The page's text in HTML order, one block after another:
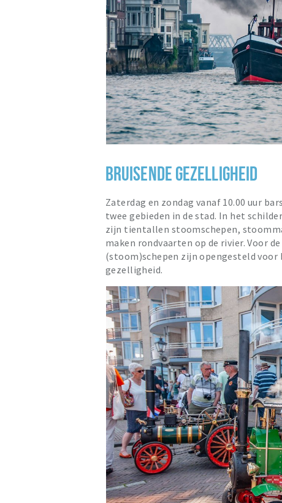
BRUISENDE GEZELLIGHEID
Zaterdag en zondag vanaf 10.00 uur
twee gebieden in de stad. In het
zijn tientallen stoomschepen,
maken rondvaarten op de rivier. Voor
(stoom)schepen zijn opengesteld voor
gezelligheid.